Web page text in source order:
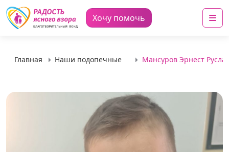
Хочу помочь
Главная Наши подопечные Мансуров Эрнест